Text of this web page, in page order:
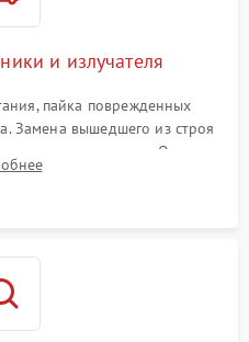
и излучателя
пайка поврежденных
Замена вышедшего из строя
яркостью. Очистка
защитного лака для